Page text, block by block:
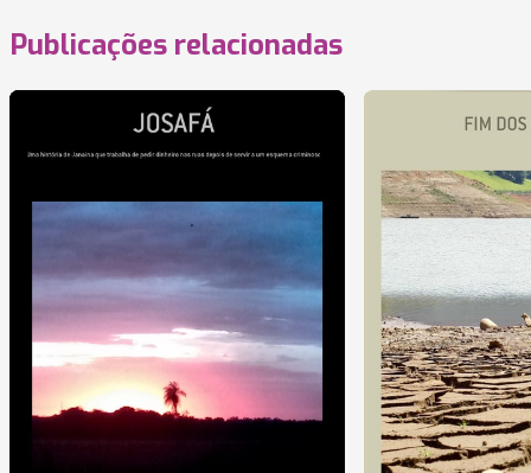
Publicações relacionadas